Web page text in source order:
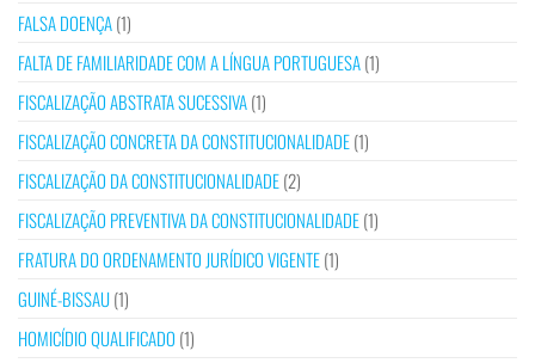
FALSA DOENÇA(1)
FALTA DE FAMILIARIDADE COM A LÍNGUA PORTUGUESA(1)
FISCALIZAÇÃO ABSTRATA SUCESSIVA(1)
FISCALIZAÇÃO CONCRETA DA CONSTITUCIONALIDADE(1)
FISCALIZAÇÃO DA CONSTITUCIONALIDADE(2)
FISCALIZAÇÃO PREVENTIVA DA CONSTITUCIONALIDADE(1)
FRATURA DO ORDENAMENTO JURÍDICO VIGENTE(1)
GUINÉ-BISSAU(1)
HOMICÍDIO QUALIFICADO (1)